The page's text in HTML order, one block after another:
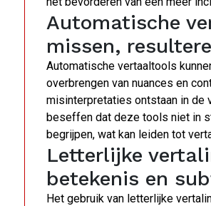
Automatische
missen,
Automatische vertaaltools
overbrengen van nuances en
misinterpretaties ontstaan in de
beseffen dat deze tools niet in
begrijpen, wat kan leiden tot
Letterlijke
betekenis en
Het gebruik van letterlijke